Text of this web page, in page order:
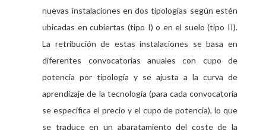
nuevas instalaciones en dos tipologías según estén
ubicadas en cubiertas (tipo I) o en el suelo (tipo II).
La retribución de estas instalaciones se basa en
diferentes convocatorias anuales con cupo de
potencia por tipología y se ajusta a la curva de
aprendizaje de la tecnología (para cada convocatoria
se especifica el precio y el cupo de potencia), lo que
se traduce en un abaratamiento del coste de la